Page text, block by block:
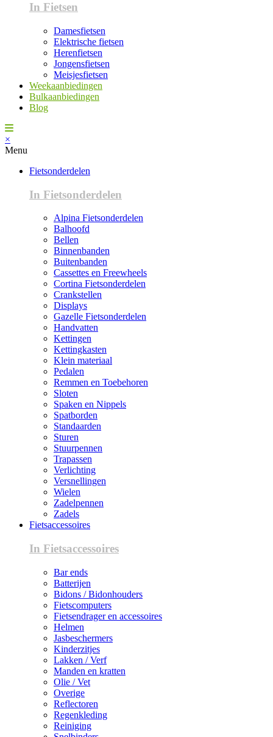
In Fietsen
Damesfietsen
Elektrische fietsen
Herenfietsen
Jongensfietsen
Meisjesfietsen
Weekaanbiedingen
Bulkaanbiedingen
Blog
×
Menu
Fietsonderdelen
In Fietsonderdelen
Alpina Fietsonderdelen
Balhoofd
Bellen
Binnenbanden
Buitenbanden
Cassettes en Freewheels
Cortina Fietsonderdelen
Crankstellen
Displays
Gazelle Fietsonderdelen
Handvatten
Kettingen
Kettingkasten
Klein materiaal
Pedalen
Remmen en Toebehoren
Sloten
Spaken en Nippels
Spatborden
Standaarden
Sturen
Stuurpennen
Trapassen
Verlichting
Versnellingen
Wielen
Zadelpennen
Zadels
Fietsaccessoires
In Fietsaccessoires
Bar ends
Batterijen
Bidons / Bidonhouders
Fietscomputers
Fietsendrager en accessoires
Helmen
Jasbeschermers
Kinderzitjes
Lakken / Verf
Manden en kratten
Olie / Vet
Overige
Reflectoren
Regenkleding
Reiniging